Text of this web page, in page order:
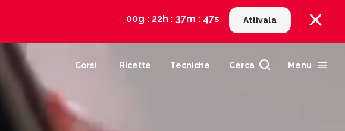
00g : 22h : 37m : 44s Attivala
Corsi Ricette Tecniche Cerca Menu